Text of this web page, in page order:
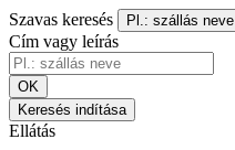
Szavas keresés Pl.: szállás neve
Cím vagy leírás
OK
Keresés indítása
Ellátás